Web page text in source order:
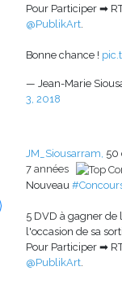
Pour Participer ➡
@PublikArt
Bonne chance !
— Jean-Marie
3, 2018
JM_Siousarram, 50
7 années
Nouveau
5 DVD à gagner
l'occasion de sa
Pour Participer ➡
@PublikArt